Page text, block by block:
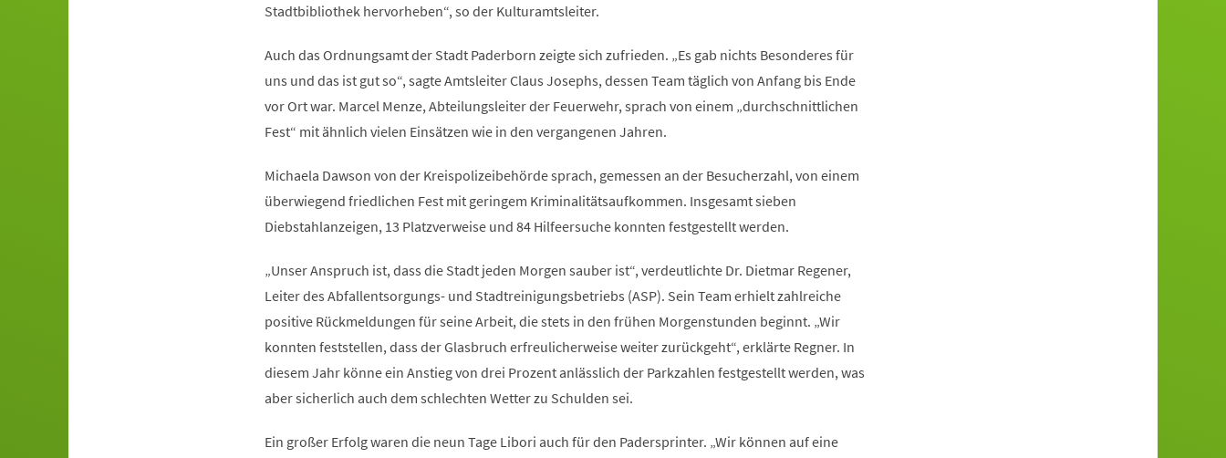
Stadtbibliothek hervorheben“, so der Kulturamtsleiter.
Auch das Ordnungsamt der Stadt Paderborn zeigte sich zufrieden. „Es gab nichts Besonderes für
uns und das ist gut so“, sagte Amtsleiter Claus Josephs, dessen Team täglich von Anfang bis Ende
vor Ort war. Marcel Menze, Abteilungsleiter der Feuerwehr, sprach von einem „durchschnittlichen
Fest“ mit ähnlich vielen Einsätzen wie in den vergangenen Jahren.
Michaela Dawson von der Kreispolizeibehörde sprach, gemessen an der Besucherzahl, von einem
überwiegend friedlichen Fest mit geringem Kriminalitätsaufkommen. Insgesamt sieben
Diebstahlanzeigen, 13 Platzverweise und 84 Hilfeersuche konnten festgestellt werden.
„Unser Anspruch ist, dass die Stadt jeden Morgen sauber ist“, verdeutlichte Dr. Dietmar Regener,
Leiter des Abfallentsorgungs- und Stadtreinigungsbetriebs (ASP). Sein Team erhielt zahlreiche
positive Rückmeldungen für seine Arbeit, die stets in den frühen Morgenstunden beginnt. „Wir
konnten feststellen, dass der Glasbruch erfreulicherweise weiter zurückgeht“, erklärte Regner. In
diesem Jahr könne ein Anstieg von drei Prozent anlässlich der Parkzahlen festgestellt werden, was
aber sicherlich auch dem schlechten Wetter zu Schulden sei.
Ein großer Erfolg waren die neun Tage Libori auch für den Padersprinter. „Wir können auf eine